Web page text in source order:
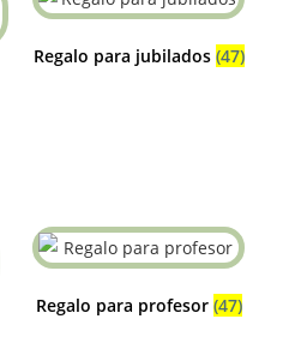
Regalo para jubilados (47)
Regalo para profesor (47)